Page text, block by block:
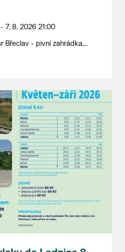
7. 8. 2026 21:00
Břeclav - pivní zahrádka,